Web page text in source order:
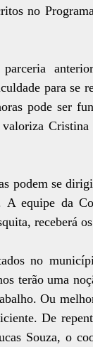
no
para se
pode ser
Cristina
podem se
equipe da
receberá
no
terão uma
Ou
De
Souza, o